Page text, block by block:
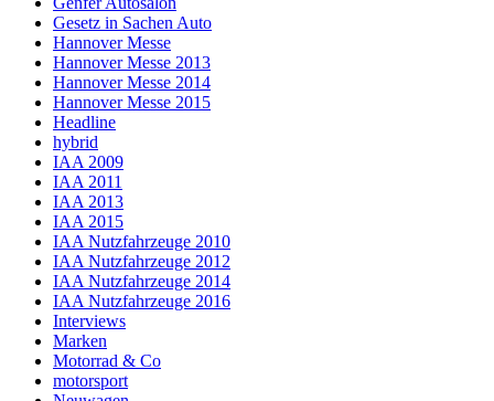
Gesetz in Sachen Auto
Hannover Messe
Hannover Messe 2013
Hannover Messe 2014
Hannover Messe 2015
Headline
hybrid
IAA 2009
IAA 2011
IAA 2013
IAA 2015
IAA Nutzfahrzeuge 2010
IAA Nutzfahrzeuge 2012
IAA Nutzfahrzeuge 2014
IAA Nutzfahrzeuge 2016
Interviews
Marken
Motorrad & Co
motorsport